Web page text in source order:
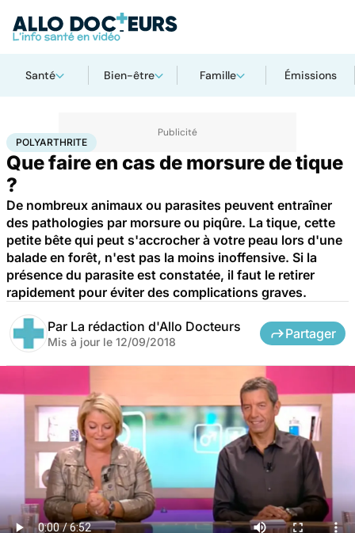
Santé Bien-être Famille Émissions
AccueilSantéPolyarthrite
POLYARTHRITE
Que faire en cas de morsure de tique
?
De nombreux animaux ou parasites peuvent entraîner
des pathologies par morsure ou piqûre. La tique, cette
petite bête qui peut s'accrocher à votre peau lors d'une
balade en forêt, n'est pas la moins inoffensive. Si la
présence du parasite est constatée, il faut le retirer
rapidement pour éviter des complications graves.
Par La rédaction d'Allo Docteurs
Mis à jour le 12/09/2018
Partager